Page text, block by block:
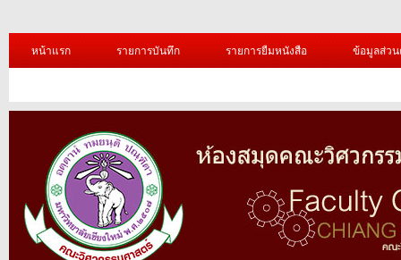
หน้าแรก รายการบันทึก รายการยืมหนังสือ ข้อมูลส่ว